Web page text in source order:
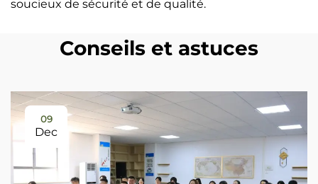
soucieux de sécurité et de qualité.
Conseils et astuces
09
Dec